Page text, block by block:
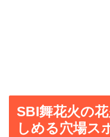
SBI舞花火の
しめる穴場ス